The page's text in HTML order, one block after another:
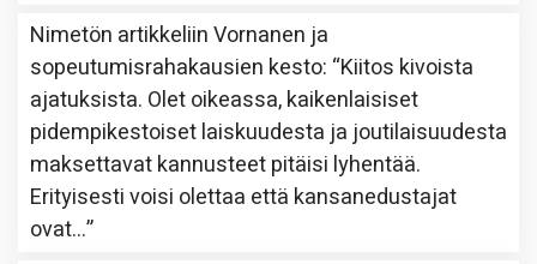
Nimetön artikkeliinVornanen ja
sopeutumisrahakausien kesto: “Kiitos kivoista
ajatuksista. Olet oikeassa, kaikenlaisiset
pidempikestoiset laiskuudesta ja joutilaisuudesta
maksettavat kannusteet pitäisi lyhentää.
Erityisesti voisi olettaa että kansanedustajat
ovat…”